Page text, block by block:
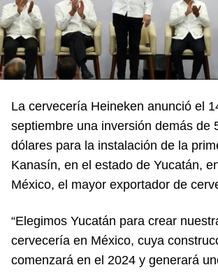
La cervecería Heineken anunció el
septiembre una inversión demás de
dólares para la instalación de la
Kanasín, en el estado de Yucatán,
México, el mayor exportador de
“Elegimos Yucatán para crear
cervecería en México, cuya
comenzará en el 2024 y generará